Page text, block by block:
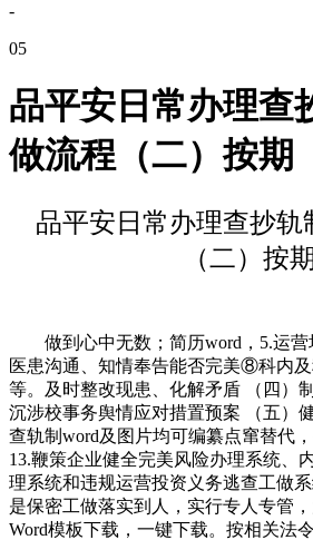
-
05
品平安日常办理查
做流程（二）按期
品平安日常办理查抄轨
（二）按期
做到心中无数；简历word，5.运营
医患沟通、知情奉告能否完美⑧科内
等。及时整改现患、化解矛盾 （四）
沉涉校事务舆情应对措置预案 （五）
查轨制word及图片均可编纂点窜替代
13.鞭策企业健全完美风险办理系统、
理系统和违规运营投资义务逃查工做
是保密工做落实到人，实行专人专管
Word模板下载，一键下载。按相关法